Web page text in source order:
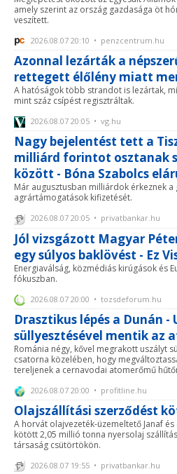
amely szerint az ország gazdasága öt
veszített.
2026.08.07 20:10 • penzcentrum.hu
Azonnal lezárták a
rettegett élőlény miatt
A hatóságok több strandot is lezártak,
mint száz csípést regisztráltak.
2026.08.07 20:05 • vg.hu
Nagy bejelentést tett a
milliárd forintot osztanak
között - Bóna Szabolcs
Már augusztusban milliárdok érkeznek
agrártámogatások kifizetését.
2026.08.07 20:05 • privatbankar.hu
Jól vizsgázott Magyar
egy súlyos baklövést - Ez
Energiaválság, közmédiás kirúgások és
fókuszban.
2026.08.07 20:00 • tozsdeforum.hu
Drasztikus lépés a Dunán -
süllyesztésével mentik az
Románia négy, kővel megrakott uszályt
csatorna közelében, hogy
tereljenek a cernavodai atomerőmű
2026.08.07 20:00 • profitline.hu
Olajszállítási szerződést
A horvát olajvezeték-üzemeltető Janaf
kötött 2,05 millió tonna nyersolaj
társaság csütörtökön.
2026.08.07 19:55 • privatbankar.hu